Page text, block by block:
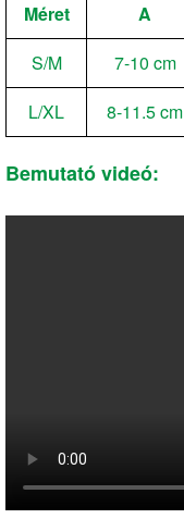
Méret A
S/M
7-10 cm
L/XL
8-11.5 cm
Bemutató videó: